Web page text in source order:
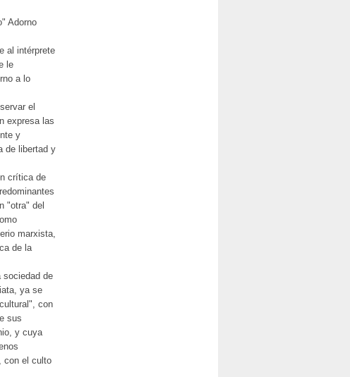
Adorno
al intérprete
le
a lo
el
expresa las
y
de libertad y
crítica de
"otra" del
marxista,
de la
sociedad de
ya se
con
sus
y cuya
con el culto